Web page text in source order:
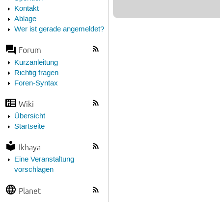
Kontakt
Ablage
Wer ist gerade angemeldet?
Forum
Kurzanleitung
Richtig fragen
Foren-Syntax
Wiki
Übersicht
Startseite
Ikhaya
Eine Veranstaltung
vorschlagen
Planet